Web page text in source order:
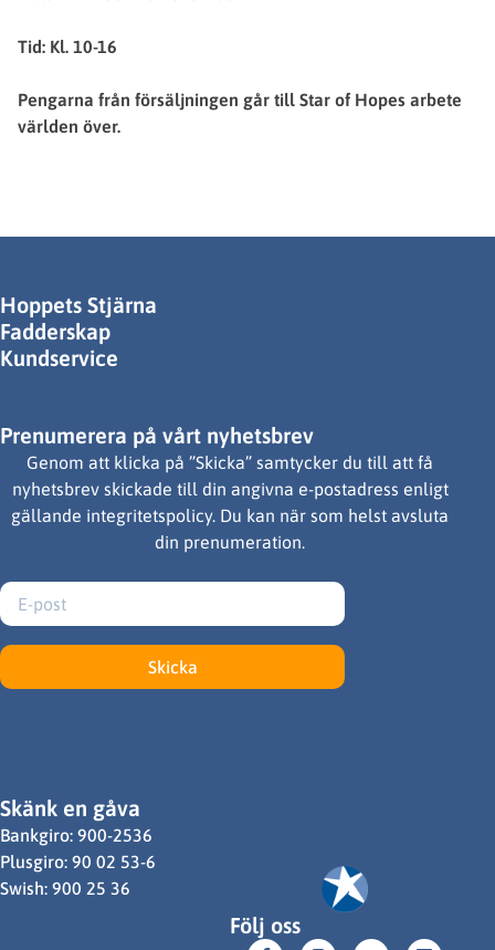
Tid: Kl. 10-16
Pengarna från försäljningen går till Star of Hopes arbete
världen över.
Hoppets Stjärna
Fadderskap
Kundservice
Prenumerera på vårt nyhetsbrev
Genom att klicka på ”Skicka” samtycker du till att få
nyhetsbrev skickade till din angivna e-postadress enligt
gällande integritetspolicy. Du kan när som helst avsluta
din prenumeration.
Skicka
Skänk en gåva
Bankgiro: 900-2536
Plusgiro: 90 02 53-6
Swish: 900 25 36
Följ oss